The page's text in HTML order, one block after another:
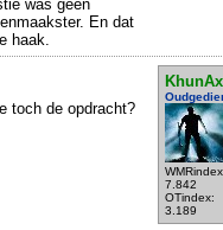
was geen
En dat
haak.
7.842
OTindex:
3.189
toch de opdracht?